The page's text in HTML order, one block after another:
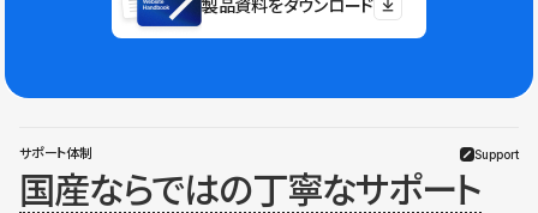
製品資料をダウンロード
サポート体制 Support
国産ならではの丁寧なサポート